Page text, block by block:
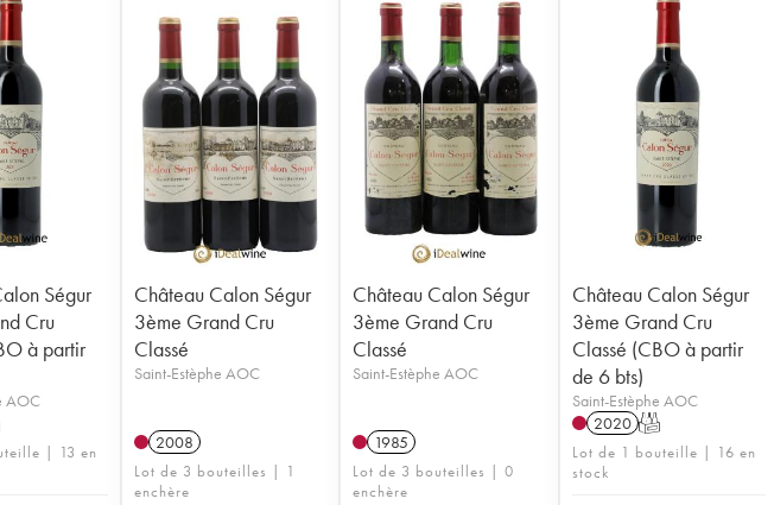
Ségur
Cru
à partir
AOC
| 13 en
Château Calon Ségur
3ème Grand Cru
Classé
Saint-Estèphe AOC
2008
Lot de 3 bouteilles | 1
enchère
Château Calon Ségur
3ème Grand Cru
Classé
Saint-Estèphe AOC
1985
Lot de 3 bouteilles | 0
enchère
Château Calon Ségur
3ème Grand Cru
Classé (CBO à partir
de 6 bts)
Saint-Estèphe AOC
2020 T
Lot de 1 bouteille | 16 en
stock